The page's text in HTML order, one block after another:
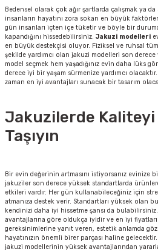
Bedensel olarak çok ağır şartlarda çalışmak ya
insanların hayatını zora sokan en büyük
gün insanları içten içe tüketir ve böyle bir
kapandığını hissedebilirsiniz. Jakuzi modelleri
en büyük destekçisi oluyor. Fiziksel ve ruhsal
şekilde yardımcı olan jakuzi modelleri son
model seçmek hem yaşadığınız evin daha lüks
derece iyi bir yaşam sürmenize yardımcı
zaman en iyi avantajları sunacak bir tasarım
Jakuzilerde Kaliteyi
Taşıyın
Bir evin değerinin artmasını istiyorsanız evinize
jakuziler son derece yüksek standartlarda
etkileri vardır. Her gün kullanabileceğiniz için
atmanıza destek verir. Standartları yüksek olan
kendinizi daha iyi hissetme şansı da bulabilirsiniz.
avantajlarına göre oldukça iyidir ve en iyi fiyatları
gereksinimlerine yanıt veren, estetik anlamda
hayatınızın önemli birer parçası haline
jakuzi modellerinin yüksek avantajlarından